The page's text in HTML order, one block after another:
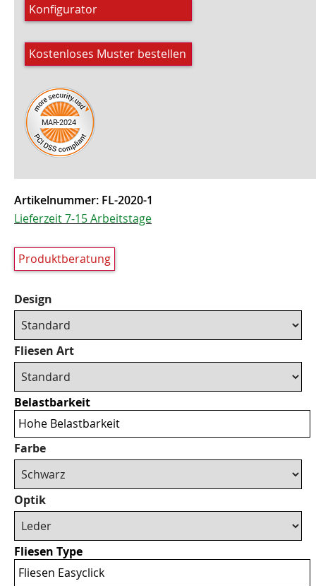
Artikelnummer: FL-2020-1
Lieferzeit 7-15 Arbeitstage
Produktberatung
Design
Fliesen Art
Belastbarkeit
Hohe Belastbarkeit
Farbe
Optik
Fliesen Type
Fliesen Easyclick
Konfigurator
Kostenloses Muster bestellen